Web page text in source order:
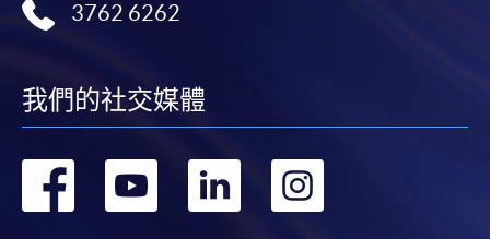
3762 6262
我們的社交媒體
轉
轉
轉